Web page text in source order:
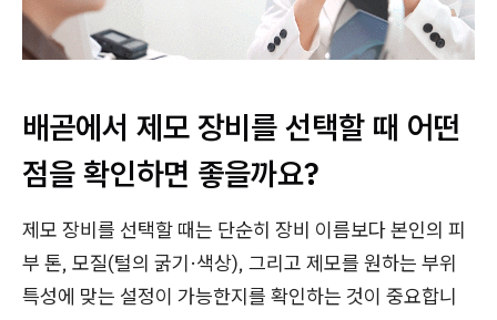
배곧에서 제모 장비를 선택할 때 어떤
점을 확인하면 좋을까요?
제모 장비를 선택할 때는 단순히 장비 이름보다 본인의 피
부 톤, 모질(털의 굵기·색상), 그리고 제모를 원하는 부위
특성에 맞는 설정이 가능한지를 확인하는 것이 중요합니